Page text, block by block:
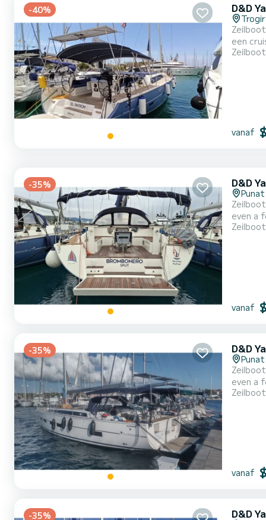
-40% D&D
Trogir
een cruise van
Zeilboot
vanaf
-35% D&D
Punat
even a few weeks. The boat has 5 cabins with all
be your
Zeilboot
vanaf
-35% D&D
Punat
even a few weeks. The boat has 5 cabins with all
be your
Zeilboot
vanaf
-35% D&D